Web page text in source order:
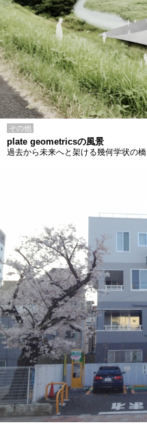
その他
plate geometricsの風景
過去から未来へと架ける幾何学状の橋